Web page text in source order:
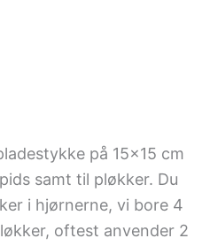
på 15×15 cm
samt til pløkker. Du
i hjørnerne, vi bore 4
oftest anvender 2